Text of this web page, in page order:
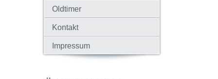
Oldtimer
Kontakt
Impressum